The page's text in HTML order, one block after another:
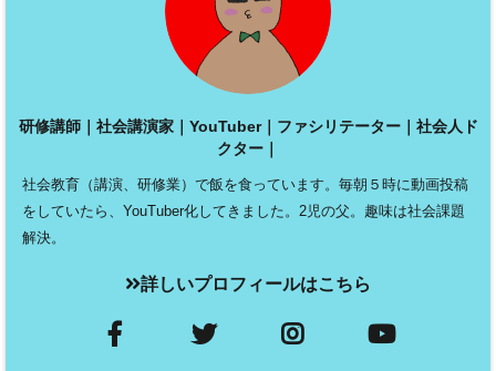
研修講師｜社会講演家｜YouTuber｜ファシリテーター｜社会人ド
クター｜
社会教育（講演、研修業）で飯を食っています。毎朝５時に動画投稿
をしていたら、YouTuber化してきました。2児の父。趣味は社会課題
解決。
詳しいプロフィールはこちら